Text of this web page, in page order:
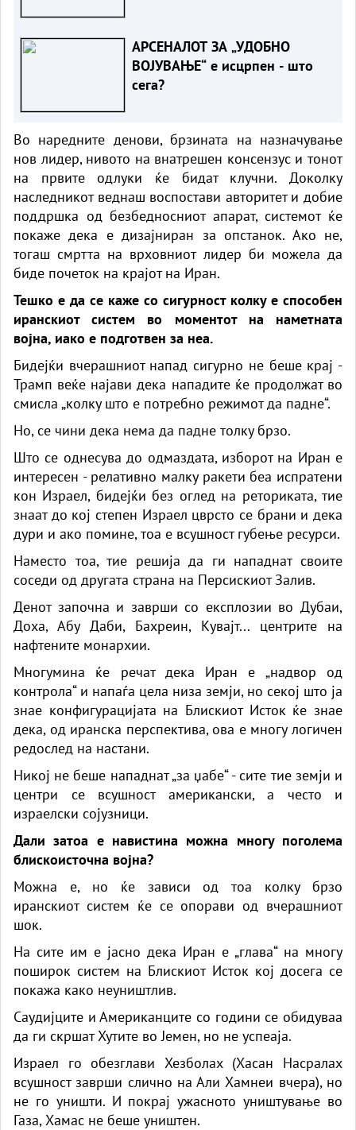
АРСЕНАЛОТ ЗА „УДОБНО
ВОЈУВАЊЕ“ е исцрпен - што
сега?
Во наредните денови, брзината на назначување
нов лидер, нивото на внатрешен консензус и тонот
на првите одлуки ќе бидат клучни. Доколку
наследникот веднаш воспостави авторитет и добие
поддршка од безбедносниот апарат, системот ќе
покаже дека е дизајниран за опстанок. Ако не,
тогаш смртта на врховниот лидер би можела да
биде почеток на крајот на Иран.
Тешко е да се каже со сигурност колку е способен
иранскиот систем во моментот на наметната
војна, иако е подготвен за неа.
Бидејќи вчерашниот напад сигурно не беше крај -
Трамп веќе најави дека нападите ќе продолжат во
смисла „колку што е потребно режимот да падне“.
Но, се чини дека нема да падне толку брзо.
Што се однесува до одмаздата, изборот на Иран е
интересен - релативно малку ракети беа испратени
кон Израел, бидејќи без оглед на реториката, тие
знаат до кој степен Израел цврсто се брани и дека
дури и ако помине, тоа е всушност губење ресурси.
Наместо тоа, тие решија да ги нападнат своите
соседи од другата страна на Персискиот Залив.
Денот започна и заврши со експлозии во Дубаи,
Доха, Абу Даби, Бахреин, Кувајт... центрите на
нафтените монархии.
Многумина ќе речат дека Иран е „надвор од
контрола“ и напаѓа цела низа земји, но секој што ја
знае конфигурацијата на Блискиот Исток ќе знае
дека, од иранска перспектива, ова е многу логичен
редослед на настани.
Никој не беше нападнат „за џабе“ - сите тие земји и
центри се всушност американски, а често и
израелски сојузници.
Дали затоа е навистина можна многу поголема
блискоисточна војна?
Можна е, но ќе зависи од тоа колку брзо
иранскиот систем ќе се опорави од вчерашниот
шок.
На сите им е јасно дека Иран е „глава“ на многу
поширок систем на Блискиот Исток кој досега се
покажа како неуништлив.
Саудијците и Американците со години се обидуваа
да ги скршат Хутите во Јемен, но не успеаја.
Израел го обезглави Хезболах (Хасан Насралах
всушност заврши слично на Али Хамнеи вчера), но
не го уништи. И покрај ужасното уништување во
Газа, Хамас не беше уништен.